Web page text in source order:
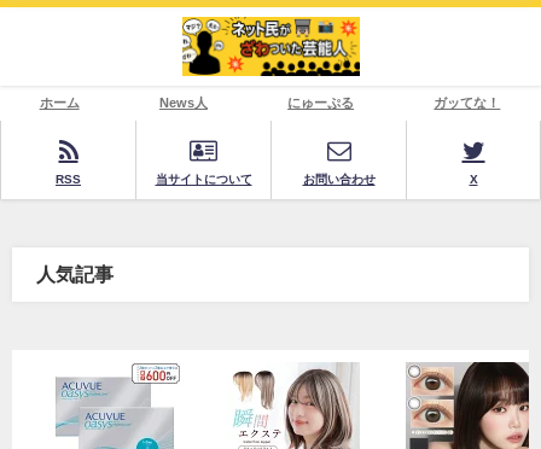
ホーム News人 にゅーぷる ガッてな！
RSS 当サイトについて お問い合わせ X
人気記事